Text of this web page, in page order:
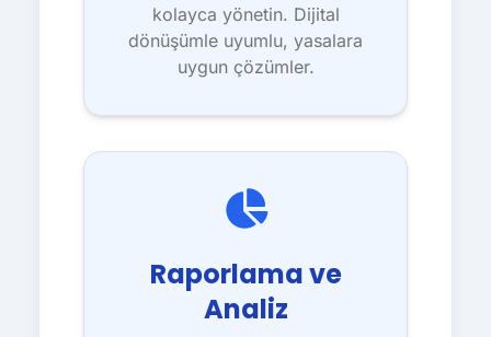
kolayca yönetin. Dijital
dönüşümle uyumlu, yasalara
uygun çözümler.
Raporlama ve
Analiz